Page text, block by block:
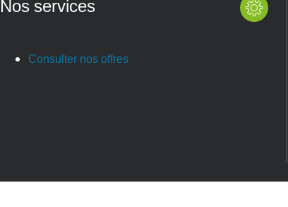
Nos services
Consulter nos offres